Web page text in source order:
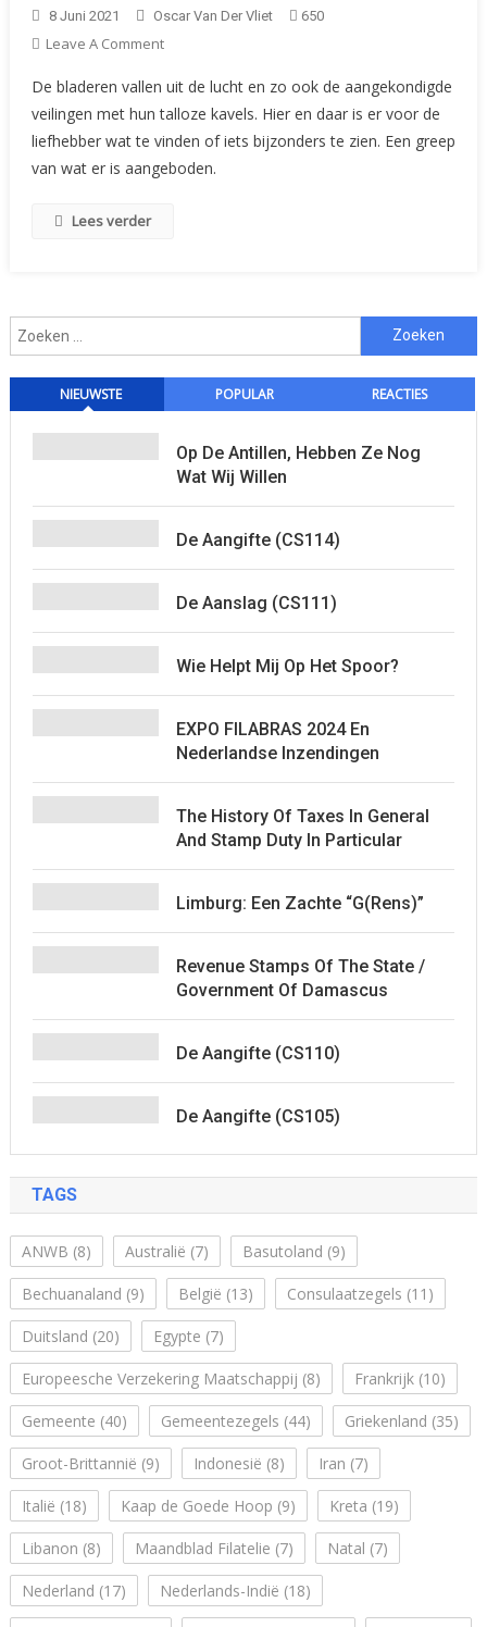
8 Juni 2021 Oscar Van Der Vliet 650
Leave A CommentOn
Aangifte
(CS94)
De bladeren vallen uit de lucht en zo ook de aangekondigde
veilingen met hun talloze kavels. Hier en daar is er voor de
liefhebber wat te vinden of iets bijzonders te zien. Een greep
van wat er is aangeboden.
Lees verder
Zoeken
naar:
NIEUWSTE POPULAR REACTIES
Op De Antillen, Hebben Ze Nog
Wat Wij Willen
De Aangifte (CS114)
De Aanslag (CS111)
Wie Helpt Mij Op Het Spoor?
EXPO FILABRAS 2024 En
Nederlandse Inzendingen
The History Of Taxes In General
And Stamp Duty In Particular
Limburg: Een Zachte “G(rens)”
Revenue Stamps Of The State /
Government Of Damascus
De Aangifte (CS110)
De Aangifte (CS105)
TAGS
ANWB (8) Australië (7) Basutoland (9)
Bechuanaland (9) België (13) Consulaatzegels (11)
Duitsland (20) Egypte (7)
Europeesche Verzekering Maatschappij (8) Frankrijk(10)
Gemeente (40) Gemeentezegels (44) Griekenland (35)
Groot-Brittannië (9) Indonesië (8) Iran (7)
Italië (18) Kaap de Goede Hoop (9) Kreta (19)
Libanon (8) Maandblad Filatelie (7) Natal (7)
Nederland (17) Nederlands-Indië (18)